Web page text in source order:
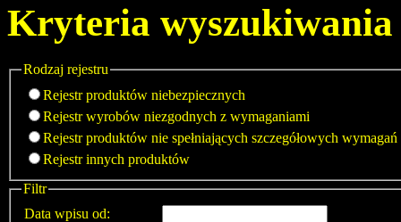
Kryteria wyszukiwania
Rodzaj rejestru
Rejestr produktów niebezpiecznych
Rejestr wyrobów niezgodnych z wymaganiami
Rejestr produktów nie spełniających szczegółowych
Rejestr innych produktów
Filtr
Data wpisu od: